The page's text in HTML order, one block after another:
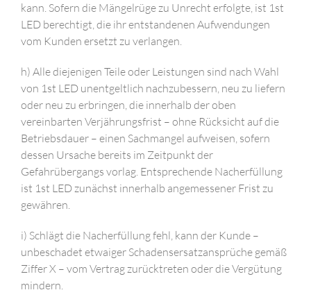
kann. Sofern die Mängelrüge zu Unrecht erfolgte, ist 1st
LED berechtigt, die ihr entstandenen Aufwendungen
vom Kunden ersetzt zu verlangen.
h) Alle diejenigen Teile oder Leistungen sind nach Wahl
von 1st LED unentgeltlich nachzubessern, neu zu liefern
oder neu zu erbringen, die innerhalb der oben
vereinbarten Verjährungsfrist – ohne Rücksicht auf die
Betriebsdauer – einen Sachmangel aufweisen, sofern
dessen Ursache bereits im Zeitpunkt der
Gefahrübergangs vorlag. Entsprechende Nacherfüllung
ist 1st LED zunächst innerhalb angemessener Frist zu
gewähren.
i) Schlägt die Nacherfüllung fehl, kann der Kunde –
unbeschadet etwaiger Schadensersatzansprüche gemäß
Ziffer X – vom Vertrag zurücktreten oder die Vergütung
mindern.